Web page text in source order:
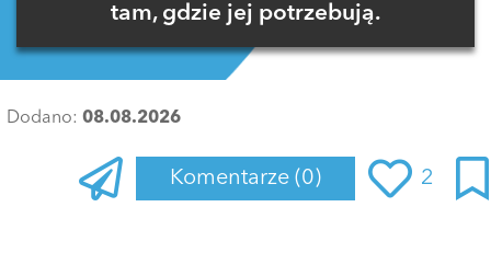
tam, gdzie jej potrzebują.
Dodano: 08.08.2026
Komentarze (0) 2